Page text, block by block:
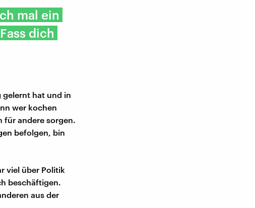
mal ein
dich
gelernt hat und in
wer kochen
für andere sorgen.
befolgen, bin
viel über Politik
beschäftigen.
aus der